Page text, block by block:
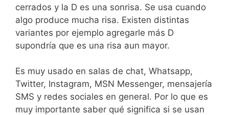
cerrados y la D es una sonrisa. Se usa cuando
algo produce mucha risa. Existen distintas
variantes por ejemplo agregarle más D
supondría que es una risa aun mayor.
Es muy usado en salas de chat, Whatsapp,
Twitter, Instagram, MSN Messenger, mensajería
SMS y redes sociales en general. Por lo que es
muy importante saber qué significa si se usan